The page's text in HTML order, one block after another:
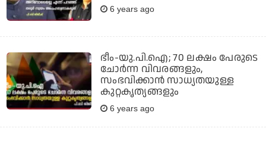
6 years ago
ഭീം-യു.പി.ഐ; 70 ലക്ഷം പേരുടെ
ചോര്‍ന്ന വിവരങ്ങളും,
സംഭവിക്കാന്‍ സാധ്യതയുള്ള
കുറ്റകൃത്യങ്ങളും
6 years ago